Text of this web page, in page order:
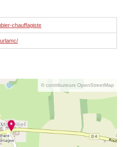
chauffagiste
© contributeurs OpenStreetMap